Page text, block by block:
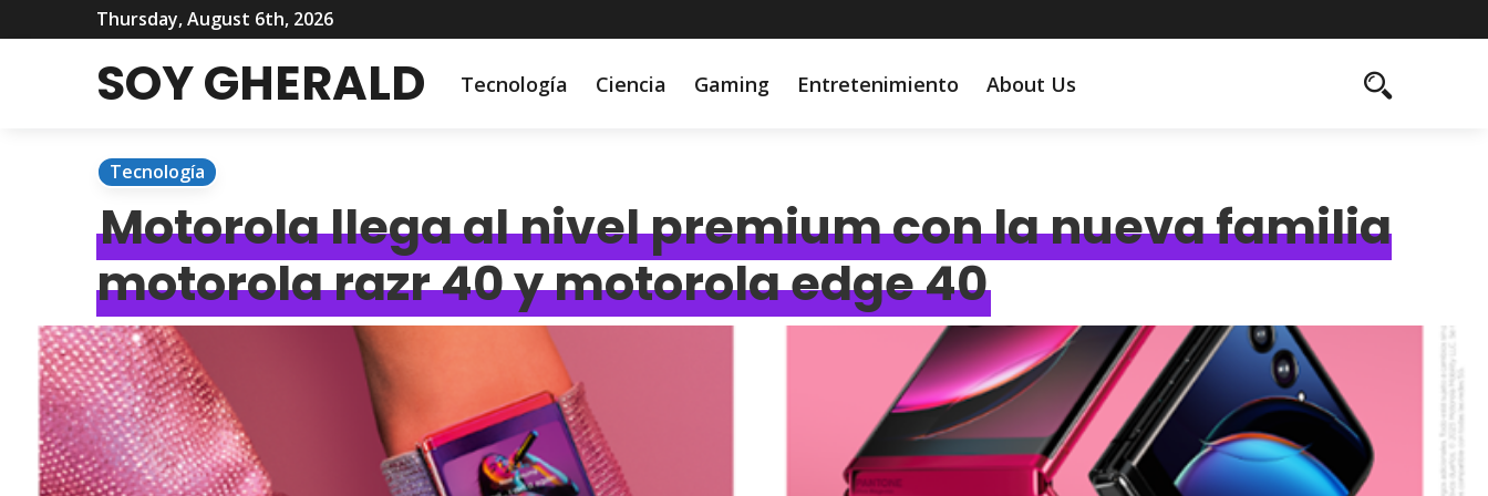
Thursday, August 6th, 2026
SOY GHERALD Tecnología Ciencia Gaming Entretenimiento About Us
Tecnología
Motorola llega al nivel premium con la nueva familia
motorola razr 40 y motorola edge 40